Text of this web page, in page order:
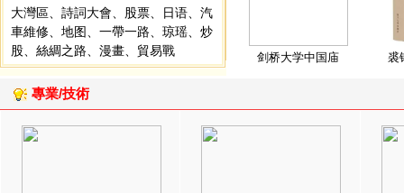
大灣區
詩詞大會 股票 日语
汽
車維修
地图 一帶一路 琼瑶
炒
股
絲綢之路 漫畫 貿易戰 剑桥大学中国庙 裘
專業/技術